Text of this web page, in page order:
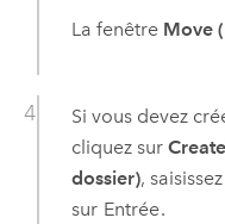
La fenêtre Move
Si vous devez
cliquez sur
dossier),
sur Entrée.